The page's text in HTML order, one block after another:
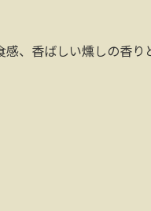
、香ばしい燻しの香